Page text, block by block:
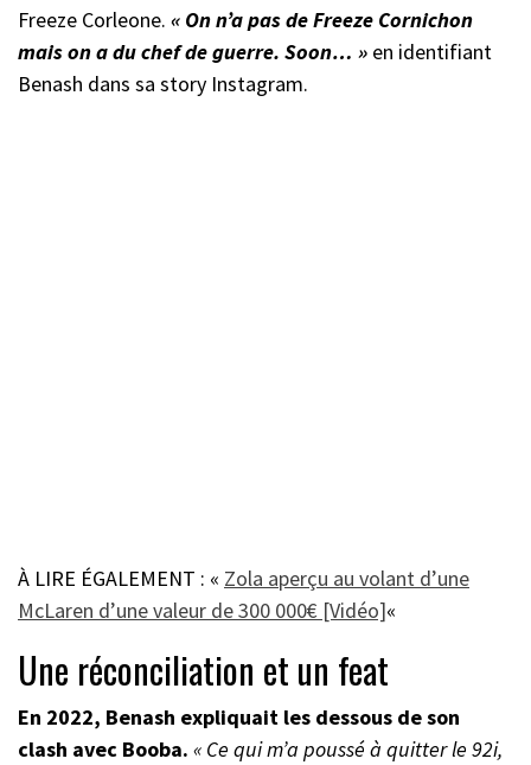
Freeze Corleone. « On n’a pas de Freeze Cornichon
mais on a du chef de guerre. Soon… » en identifiant
Benash dans sa story Instagram.
À LIRE ÉGALEMENT : « Zola aperçu au volant d’une
McLaren d’une valeur de 300 000€ [Vidéo]«
Une réconciliation et un feat
En 2022, Benash expliquait les dessous de son
clash avec Booba. « Ce qui m’a poussé à quitter le 92i,